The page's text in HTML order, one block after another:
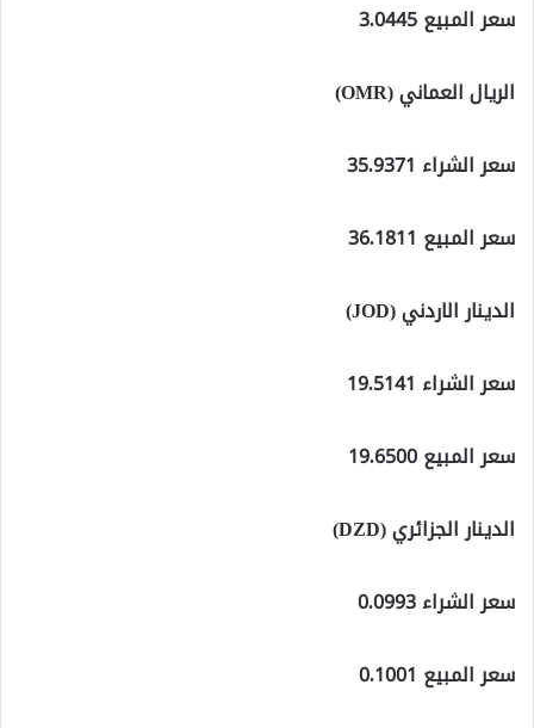
سعر المبيع 3.0445
الريال العماني (OMR)
سعر الشراء 35.9371
سعر المبيع 36.1811
الدينار الاردني (JOD)
سعر الشراء 19.5141
سعر المبيع 19.6500
الدينار الجزائري (DZD)
سعر الشراء 0.0993
سعر المبيع 0.1001